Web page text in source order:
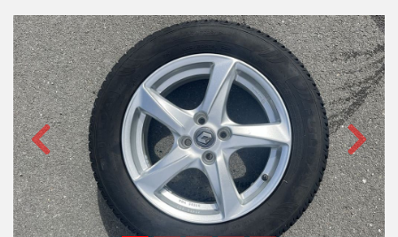
Précédent Suivant